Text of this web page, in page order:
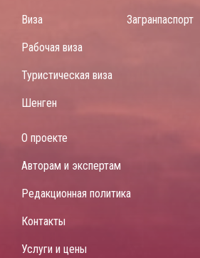
Виза
Рабочая виза
Туристическая виза
Шенген
Загранпаспорт
О проекте
Авторам и экспертам
Редакционная политика
Контакты
Услуги и цены